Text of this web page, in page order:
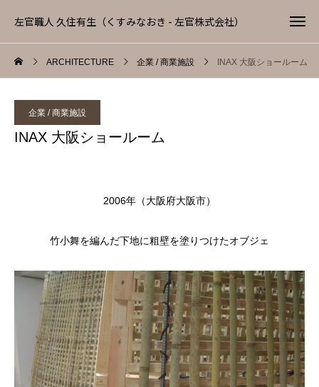
左官職人 久住有生（くすみなおき - 左官株式会社）
ARCHITECTURE 企業 / 商業施設 INAX 大阪ショールーム
企業 / 商業施設
INAX 大阪ショールーム
2006年（大阪府大阪市）
竹小舞を編んだ下地に粗壁を塗りつけたオブジェ